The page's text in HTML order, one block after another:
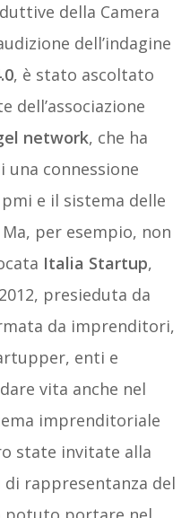
della Camera
dell’indagine
, è stato ascoltato
dell’associazione
network, che ha
una connessione
e il sistema delle
per esempio, non
Italia Startup,
presieduta da
da imprenditori,
enti e
vita anche nel
imprenditoriale
state invitate alla
di rappresentanza del